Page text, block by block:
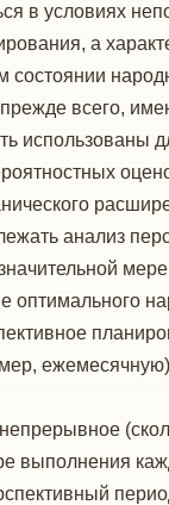
в условиях
а
состоянии
всего,
использованы
анализ